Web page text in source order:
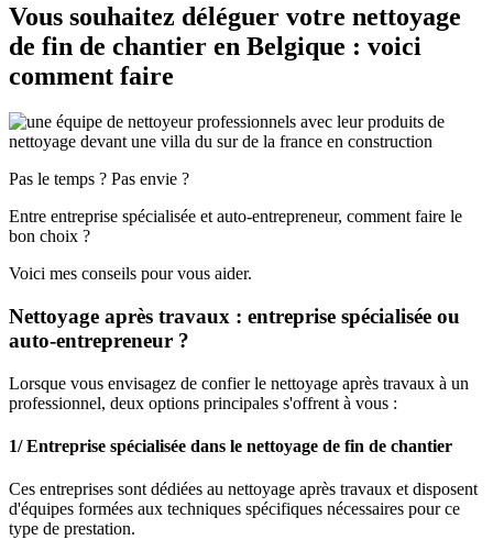
Vous souhaitez déléguer votre nettoyage
de fin de chantier en Belgique : voici
comment faire
Pas le temps ? Pas envie ?
Entre entreprise spécialisée et auto-entrepreneur, comment faire le
bon choix ?
Voici mes conseils pour vous aider.
Nettoyage après travaux : entreprise spécialisée ou
auto-entrepreneur ?
Lorsque vous envisagez de confier le nettoyage après travaux à un
professionnel, deux options principales s'offrent à vous :
1/ Entreprise spécialisée dans le nettoyage de fin de chantier
Ces entreprises sont dédiées au nettoyage après travaux et disposent
d'équipes formées aux techniques spécifiques nécessaires pour ce
type de prestation.